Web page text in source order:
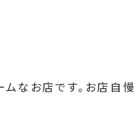
なお店です。お店自